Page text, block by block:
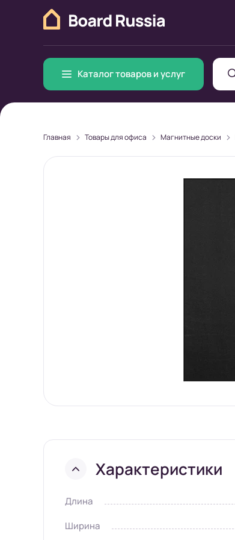
Каталог товаров и услуг
Главная > Товары для офиса > Магнитные доски >
Характеристики
Длина
Ширина